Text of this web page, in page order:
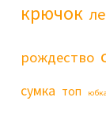
крючок
рождество
сумка топ юбка